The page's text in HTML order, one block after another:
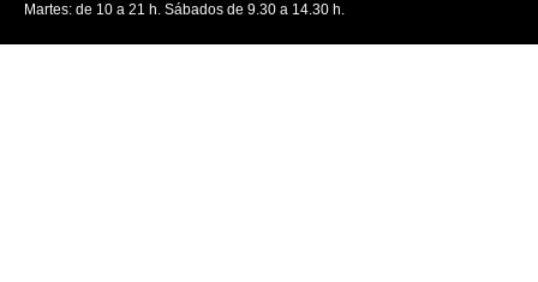
Martes: de 10 a 21 h. Sábados de 9.30 a 14.30 h.